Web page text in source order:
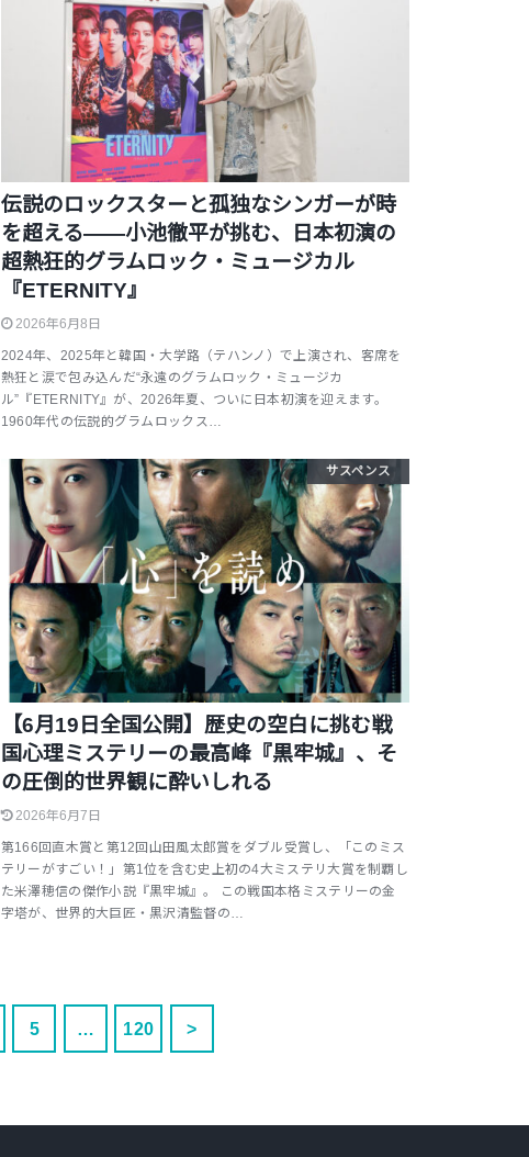
伝説のロックスターと孤独なシンガーが時
を超える――小池徹平が挑む、日本初演の
超熱狂的グラムロック・ミュージカル
『ETERNITY』
2026年6月8日
2024年、2025年と韓国・大学路（テハンノ）で上演され、客席を
熱狂と涙で包み込んだ“永遠のグラムロック・ミュージカ
ル”『ETERNITY』が、2026年夏、ついに日本初演を迎えます。
1960年代の伝説的グラムロックス…
サスペンス
【6月19日全国公開】歴史の空白に挑む戦
国心理ミステリーの最高峰『黒牢城』、そ
の圧倒的世界観に酔いしれる
2026年6月7日
第166回直木賞と第12回山田風太郎賞をダブル受賞し、「このミス
テリーがすごい！」第1位を含む史上初の4大ミステリ大賞を制覇し
た米澤穂信の傑作小説『黒牢城』。 この戦国本格ミステリーの金
字塔が、世界的大巨匠・黒沢清監督の…
5 … 120 >